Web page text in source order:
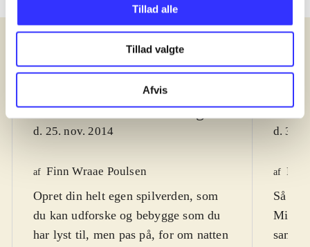
Tillad alle
Tillad valgte
Afvis
Anmeldelser (5)
Bibliotekernes vurdering
d. 25. nov. 2014
af Finn Wraae Poulsen
Opret din helt egen spilverden, som
du kan udforske og bebygge som du
har lyst til, men pas på, for om natten
d. 3.
af
Så
saml